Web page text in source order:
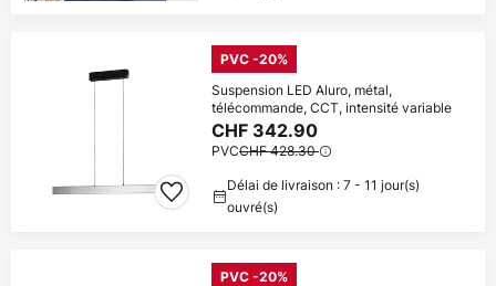
PVC -20%
Suspension LED Aluro, métal,
télécommande, CCT, intensité variable
CHF 342.90
PVCCHF 428.30
Délai de livraison : 7 - 11 jour(s)
ouvré(s)
PVC -20%